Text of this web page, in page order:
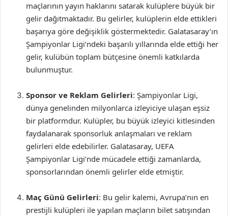
maçlarının yayın haklarını satarak kulüplere büyük bir
gelir dağıtmaktadır. Bu gelirler, kulüplerin elde ettikleri
başarıya göre değişiklik göstermektedir. Galatasaray’ın
Şampiyonlar Ligi’ndeki başarılı yıllarında elde ettiği her
gelir, kulübün toplam bütçesine önemli katkılarda
bulunmuştur.
Sponsor ve Reklam Gelirleri: Şampiyonlar Ligi,
dünya genelinden milyonlarca izleyiciye ulaşan eşsiz
bir platformdur. Kulüpler, bu büyük izleyici kitlesinden
faydalanarak sponsorluk anlaşmaları ve reklam
gelirleri elde edebilirler. Galatasaray, UEFA
Şampiyonlar Ligi’nde mücadele ettiği zamanlarda,
sponsorlarından önemli gelirler elde etmiştir.
Maç Günü Gelirleri: Bu gelir kalemi, Avrupa’nın en
prestijli kulüpleri ile yapılan maçların bilet satışından